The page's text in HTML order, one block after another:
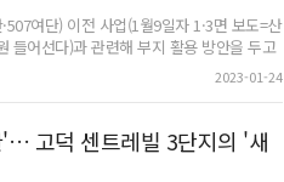
다"는 최씨는 "하루하루 피가 마르는 느
집 밖으로 안 나갔다. 예전과 같은 일상으로
민철·백효은기자
후 인천시 미추홀구 한 전세사기 피해자가
앞날을 걱정하며 하루하루를 견디고 있다.
차이나타운 등 인천의 특색 있는 관광 인프
리할 것으로 보고 있다.인천경제청 관계자
못했다"며 "컨소시엄에 우선협상대상자 선
김명호기자 boq79@kyeongin.com
제출하기도 했다. 주민들은 청원서에서
돼 2003년까지 일반주거지역 2종으로 돼
으로 하향됐다"며 "개발 당시 저밀도 빌라
를 겪고 있다"고 했다.해당 지역 주민들 오
차 공동(도시계획·건축)위원회서 의결이런
여단) 이전 사업(1월9일자 1·3면 보도=산
어선다)과 관련해 부지 활용 방안을 두고
천시는 이 부지에 5천400가구 규모 공동주택
공동주택 공급 과잉으로 주변 주택재개발사
성될 것이라는 소식을 접한 주민들의 걱정
축 재개발구역 10여개 밀집향후 5~6년 2
2023-01-24
고덕 센트레빌 3단지의 '새